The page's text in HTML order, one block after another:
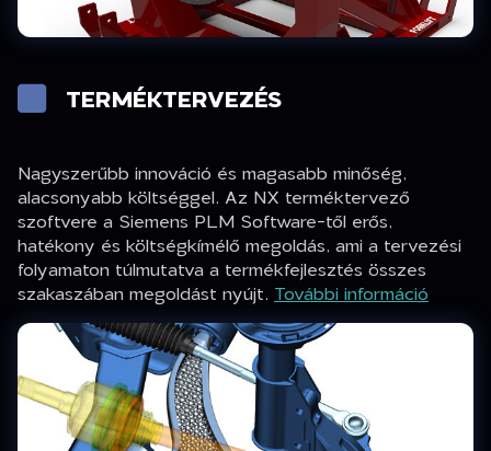
TERMÉKTERVEZÉS
Nagyszerűbb innováció és magasabb minőség,
alacsonyabb költséggel. Az NX terméktervező
szoftvere a Siemens PLM Software-től erős,
hatékony és költségkímélő megoldás, ami a tervezési
folyamaton túlmutatva a termékfejlesztés összes
szakaszában megoldást nyújt. További információ